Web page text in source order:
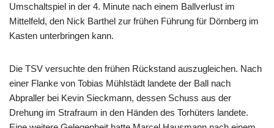
Umschaltspiel in der 4. Minute nach einem Ballverlust im
Mittelfeld, den Nick Barthel zur frühen Führung für Dörnberg im
Kasten unterbringen kann.
Die TSV versuchte den frühen Rückstand auszugleichen. Nach
einer Flanke von Tobias Mühlstädt landete der Ball nach
Abpraller bei Kevin Sieckmann, dessen Schuss aus der
Drehung im Strafraum in den Händen des Torhüters landete.